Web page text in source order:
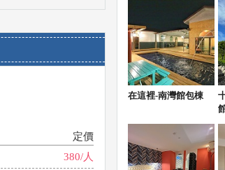
定價
380/人
在這裡-南灣館包棟